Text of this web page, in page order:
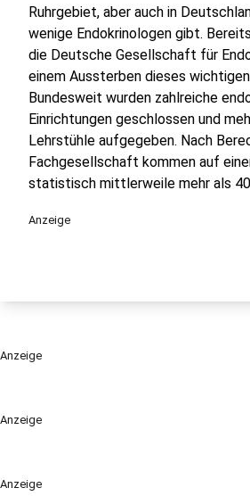
Anzeige
Anzeige
Ruhrgebiet, aber auch in
wenige Endokrinologen gibt.
die Deutsche Gesellschaft für
einem Aussterben dieses
Bundesweit wurden zahlreiche
Einrichtungen geschlossen und
Lehrstühle aufgegeben. Nach
Fachgesellschaft kommen auf
statistisch mittlerweile mehr als
Anzeige
Anzeige